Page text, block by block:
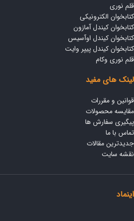
قلم نوری
کتابخوان الکترونیکی
کتابخوان کیندل آمازون
کتابخوان کیندل اوآسیس
کتابخوان کیندل پیپر وایت
قلم نوری وکام
لینک های مفید
قوانین و مقررات
مقایسه محصولات
پیگیری سفارش ها
تماس با ما
جدیدترین مقالات
نقشه سایت
اینماد